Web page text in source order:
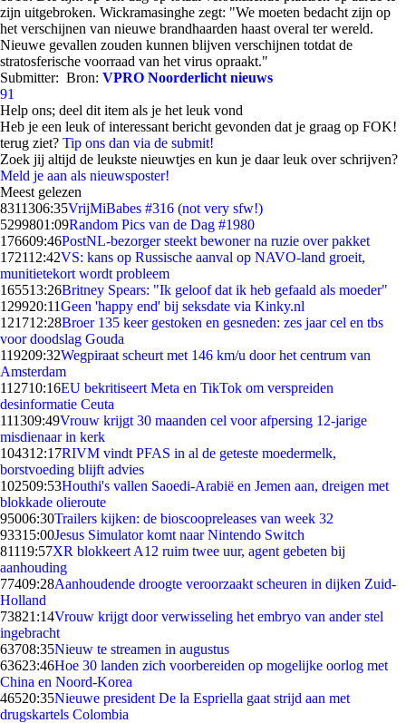
zijn uitgebroken. Wickramasinghe zegt: "We moeten bedacht zijn op
het verschijnen van nieuwe brandhaarden haast overal ter wereld.
Nieuwe gevallen zouden kunnen blijven verschijnen totdat de
stratosferische voorraad van het virus opraakt."
Submitter: Bron: VPRO Noorderlicht nieuws
91
Help ons; deel dit item als je het leuk vond
Heb je een leuk of interessant bericht gevonden dat je graag op FOK!
terug ziet? Tip ons dan via de submit!
Zoek jij altijd de leukste nieuwtjes en kun je daar leuk over schrijven?
Meld je aan als nieuwsposter!
Meest gelezen
8311306:35VrijMiBabes #316 (not very sfw!)
5299801:09Random Pics van de Dag #1980
176609:46PostNL-bezorger steekt bewoner na ruzie over pakket
172112:42VS: kans op Russische aanval op NAVO-land groeit,
munitietekort wordt probleem
165513:26Britney Spears: "Ik geloof dat ik heb gefaald als moeder"
129920:11Geen 'happy end' bij seksdate via Kinky.nl
121712:28Broer 135 keer gestoken en gesneden: zes jaar cel en tbs
voor doodslag Gouda
119209:32Wegpiraat scheurt met 146 km/u door het centrum van
Amsterdam
112710:16EU bekritiseert Meta en TikTok om verspreiden
desinformatie Ceuta
111309:49Vrouw krijgt 30 maanden cel voor afpersing 12-jarige
misdienaar in kerk
104312:17RIVM vindt PFAS in al de geteste moedermelk,
borstvoeding blijft advies
102509:53Houthi's vallen Saoedi-Arabië en Jemen aan, dreigen met
blokkade olieroute
95006:30Trailers kijken: de bioscoopreleases van week 32
93315:00Jesus Simulator komt naar Nintendo Switch
81119:57XR blokkeert A12 ruim twee uur, agent gebeten bij
aanhouding
77409:28Aanhoudende droogte veroorzaakt scheuren in dijken Zuid-
Holland
73821:14Vrouw krijgt door verwisseling het embryo van ander stel
ingebracht
63708:35Nieuw te streamen in augustus
63623:46Hoe 30 landen zich voorbereiden op mogelijke oorlog met
China en Noord-Korea
46520:35Nieuwe president De la Espriella gaat strijd aan met
drugskartels Colombia